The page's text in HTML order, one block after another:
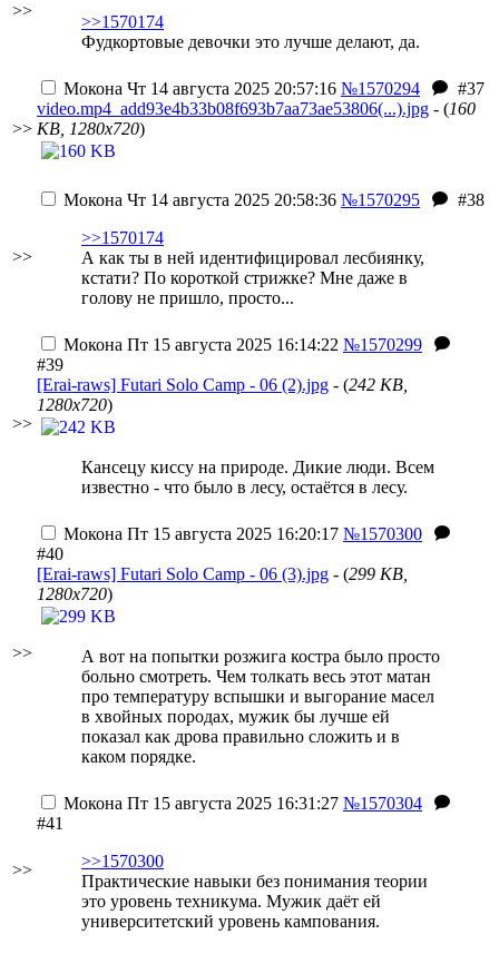
>>
>>1570174
Фудкортовые девочки это лучше делают, да.
>>
Мокона Чт 14 августа 2025 20:57:16 №1570294
#37
video.mp4_add93e4b33b08f693b7aa73ae53806(...).jpg - (160
KB, 1280x720)
>>
Мокона Чт 14 августа 2025 20:58:36 №1570295
#38
>>1570174
А как ты в ней идентифицировал лесбиянку,
кстати? По короткой стрижке? Мне даже в
голову не пришло, просто...
>>
Мокона Пт 15 августа 2025 16:14:22 №1570299
#39
[Erai-raws] Futari Solo Camp - 06 (2).jpg - (242 KB,
1280x720)
Кансецу киссу на природе. Дикие люди. Всем
известно - что было в лесу, остаётся в лесу.
>>
Мокона Пт 15 августа 2025 16:20:17 №1570300
#40
[Erai-raws] Futari Solo Camp - 06 (3).jpg - (299 KB,
1280x720)
А вот на попытки розжига костра было просто
больно смотреть. Чем толкать весь этот матан
про температуру вспышки и выгорание масел
в хвойных породах, мужик бы лучше ей
показал как дрова правильно сложить и в
каком порядке.
>>
Мокона Пт 15 августа 2025 16:31:27 №1570304
#41
>>1570300
Практические навыки без понимания теории
это уровень техникума. Мужик даёт ей
университетский уровень кампования.